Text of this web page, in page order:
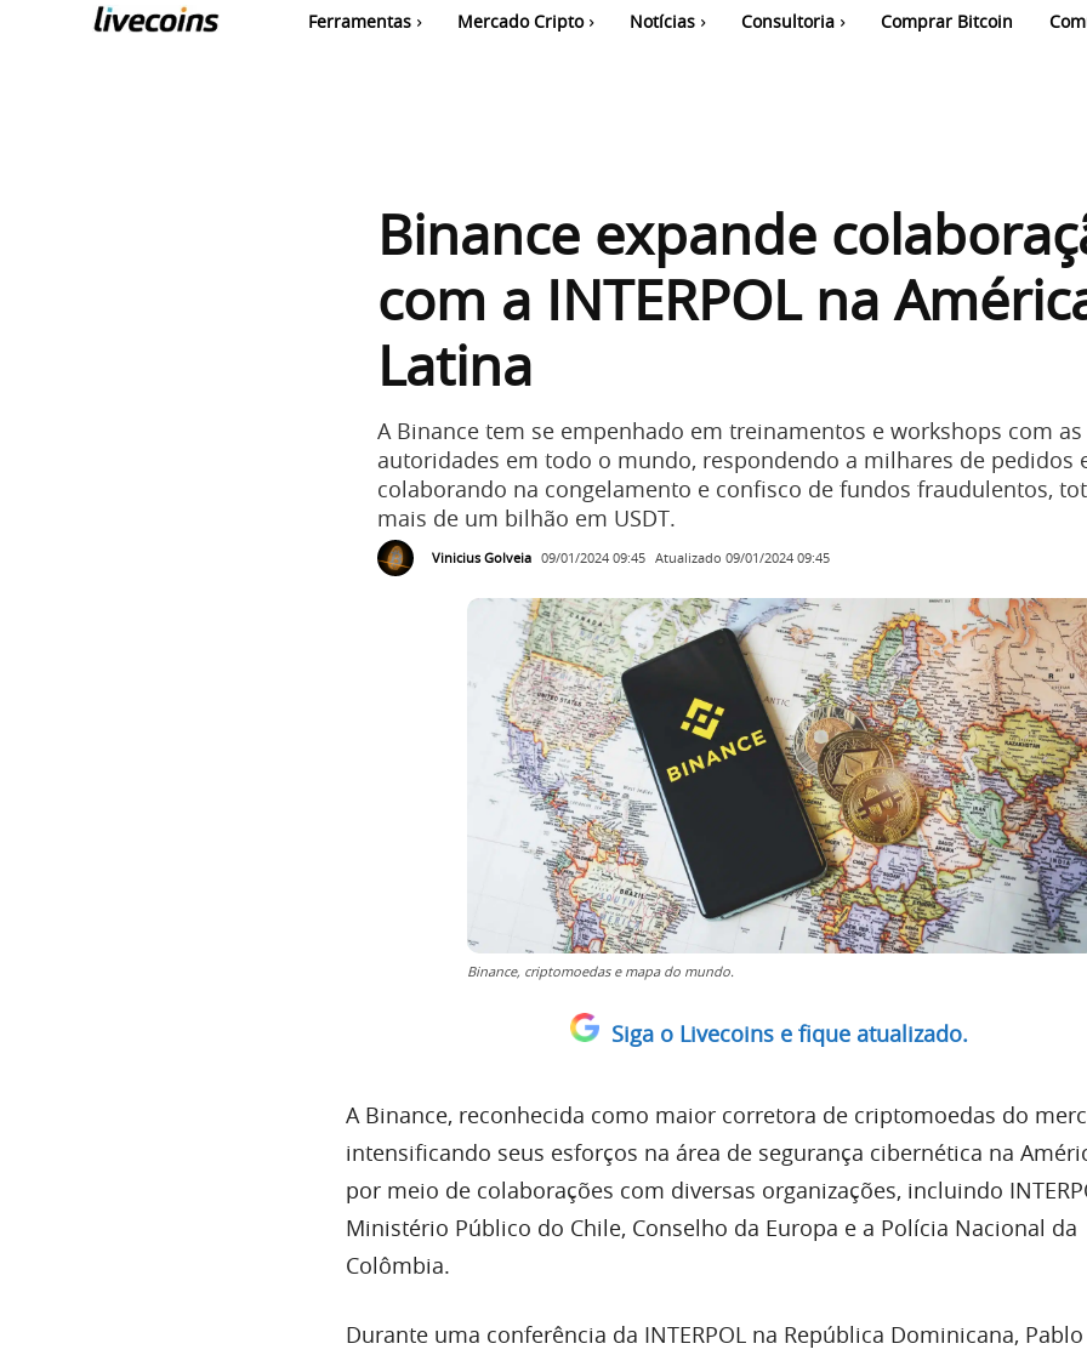
Ferramentas Mercado Cripto Notícias Consultoria Comprar Bitcoin
Binance expande
com a INTERPOL na
Latina
A Binance tem se empenhado em treinamentos e workshops com as
autoridades em todo o mundo, respondendo a milhares de pedidos
colaborando na congelamento e confisco de fundos fraudulentos,
mais de um bilhão em USDT.
Vinicius Golveia 09/01/2024 09:45 Atualizado 09/01/2024 09:45
Binance, criptomoedas e mapa do mundo.
Siga o Livecoins e fique atualizado.
A Binance, reconhecida como maior corretora de criptomoedas do
intensificando seus esforços na área de segurança cibernética na
por meio de colaborações com diversas organizações, incluindo
Ministério Público do Chile, Conselho da Europa e a Polícia Nacional da
Colômbia.
Durante uma conferência da INTERPOL na República Dominicana, Pablo